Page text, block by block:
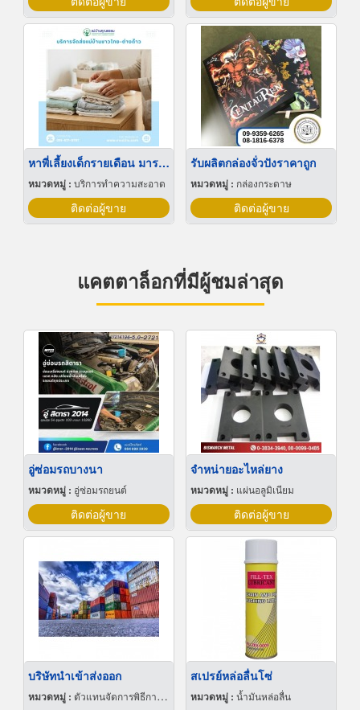
หาพี่เลี้ยงเด็กรายเดือน มารยาทดี
หมวดหมู่ : บริการทำความสะอาด
ติดต่อผู้ขาย
รับผลิตกล่องจั่วปังราคาถูก
หมวดหมู่ : กล่องกระดาษ
ติดต่อผู้ขาย
แคตตาล็อกที่มีผู้ชมล่าสุด
อู่ซ่อมรถบางนา
หมวดหมู่ : อู่ซ่อมรถยนต์
ติดต่อผู้ขาย
จำหน่ายอะไหล่ยาง
หมวดหมู่ : แผ่นอลูมิเนียม
ติดต่อผู้ขาย
บริษัทนำเข้าส่งออก
หมวดหมู่ : ตัวแทนจัดการพิธีการศุลกากร
สเปรย์หล่อลื่นโซ่
หมวดหมู่ : น้ำมันหล่อลื่น